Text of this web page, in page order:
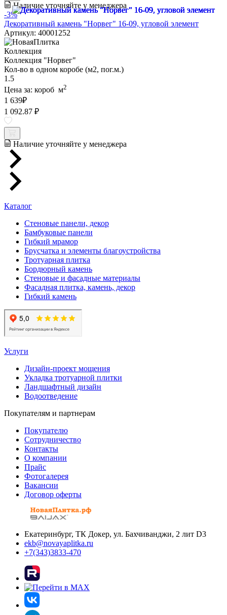
Наличие уточняйте у менеджера
-3%
Декоративный камень "Норвег" 16-09, угловой элемент
Артикул: 40001252
Коллекция
Коллекция "Норвег"
Кол-во в одном коробе (м2, пог.м.)
1.5
Цена за: короб м2
1 639₽
1 092.87 ₽
Наличие уточняйте у менеджера
Каталог
Стеновые панели, декор
Бамбуковые панели
Гибкий мрамор
Брусчатка и элементы благоустройства
Тротуарная плитка
Бордюрный камень
Стеновые и фасадные материалы
Фасадная плитка, камень, декор
Гибкий камень
Услуги
Дизайн-проект мощения
Укладка тротуарной плитки
Ландшафтный дизайн
Водоотведение
Покупателям и партнерам
Покупателю
Сотрудничество
Контакты
О компании
Прайс
Фотогалерея
Вакансии
Договор оферты
Екатеринбург, ТК Докер, ул. Бахчиванджи, 2 лит D3
ekb@novayaplitka.ru
+7(343)3833-470